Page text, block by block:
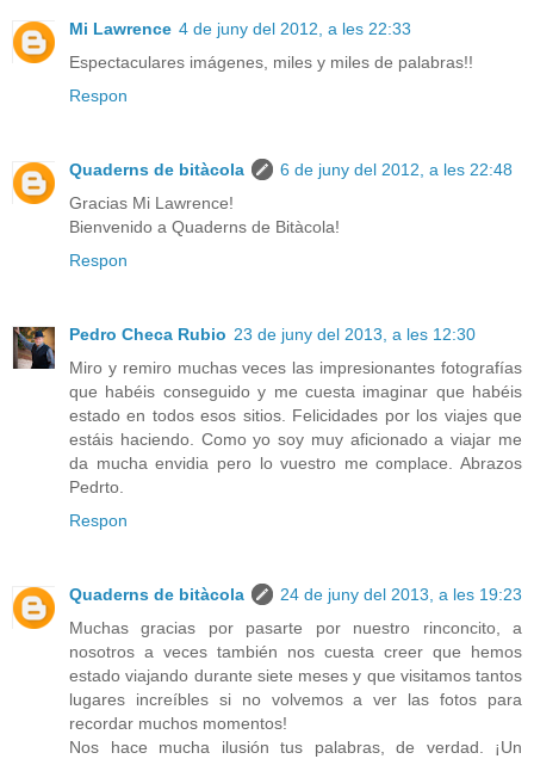
Mi Lawrence 4 de juny del 2012, a les 22:33
Espectaculares imágenes, miles y miles de palabras!!
Respon
Quaderns de bitàcola
6 de juny del 2012, a les 22:48
Gracias Mi Lawrence!
Bienvenido a Quaderns de Bitàcola!
Respon
Pedro Checa Rubio 23 de juny del 2013, a les 12:30
Miro y remiro muchas veces las impresionantes fotografías
que habéis conseguido y me cuesta imaginar que habéis
estado en todos esos sitios. Felicidades por los viajes que
estáis haciendo. Como yo soy muy aficionado a viajar me
da mucha envidia pero lo vuestro me complace. Abrazos
Pedrto.
Respon
Quaderns de bitàcola
24 de juny del 2013, a les 19:23
Muchas gracias por pasarte por nuestro rinconcito, a
nosotros a veces también nos cuesta creer que hemos
estado viajando durante siete meses y que visitamos tantos
lugares increíbles si no volvemos a ver las fotos para
recordar muchos momentos!
Nos hace mucha ilusión tus palabras, de verdad. ¡Un